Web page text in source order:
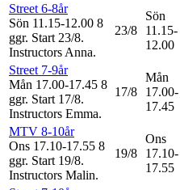
Street 6-8år
Sön 11.15-12.00 8
ggr. Start 23/8.
Instructors Anna.
23/8
Sön
11.15-
12.00
Street 7-9år
Mån 17.00-17.45 8
ggr. Start 17/8.
Instructors Emma.
17/8
Mån
17.00-
17.45
MTV 8-10år
Ons 17.10-17.55 8
ggr. Start 19/8.
Instructors Malin.
19/8
Ons
17.10-
17.55